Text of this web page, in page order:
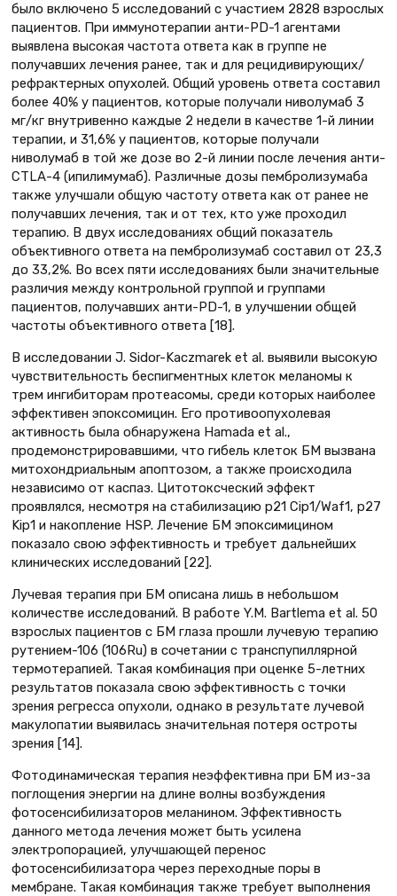
было включено 5 исследований с участием 2828 взрослых
пациентов. При иммунотерапии анти-PD-1 агентами
выявлена высокая частота ответа как в группе не
получавших лечения ранее, так и для рецидивирующих/
рефрактерных опухолей. Общий уровень ответа составил
более 40% у пациентов, которые получали ниволумаб 3
мг/кг внутривенно каждые 2 недели в качестве 1-й линии
терапии, и 31,6% у пациентов, которые получали
ниволумаб в той же дозе во 2-й линии после лечения анти-
CTLA-4 (ипилимумаб). Различные дозы пембролизумаба
также улучшали общую частоту ответа как от ранее не
получавших лечения, так и от тех, кто уже проходил
терапию. В двух исследованиях общий показатель
объективного ответа на пембролизумаб составил от 23,3
до 33,2%. Во всех пяти исследованиях были значительные
различия между контрольной группой и группами
пациентов, получавших анти-PD-1, в улучшении общей
частоты объективного ответа [18].
В исследовании J. Sidor-Kaczmarek et al. выявили высокую
чувствительность беспигментных клеток меланомы к
трем ингибиторам протеасомы, среди которых наиболее
эффективен эпоксомицин. Его противоопухолевая
активность была обнаружена Hamada et al.,
продемонстрировавшими, что гибель клеток БМ вызвана
митохондриальным апоптозом, а также происходила
независимо от каспаз. Цитотоксческий эффект
проявлялся, несмотря на стабилизацию p21 Cip1/Waf1, p27
Kip1 и накопление HSP. Лечение БМ эпоксимицином
показало свою эффективность и требует дальнейших
клинических исследований [22].
Лучевая терапия при БМ описана лишь в небольшом
количестве исследований. В работе Y.M. Bartlema et al. 50
взрослых пациентов с БМ глаза прошли лучевую терапию
рутением-106 (106Ru) в сочетании с транспупиллярной
термотерапией. Такая комбинация при оценке 5-летних
результатов показала свою эффективность с точки
зрения регрессa опухоли, однако в результате лучевой
макулопатии выявилась значительная потеря остроты
зрения [14].
Фотодинамическая терапия неэффективна при БМ из-за
поглощения энергии на длине волны возбуждения
фотосенсибилизаторов меланином. Эффективность
данного метода лечения может быть усилена
электропорацией, улучшающей перенос
фотосенсибилизатора через переходные поры в
мембране. Такая комбинация также требует выполнения